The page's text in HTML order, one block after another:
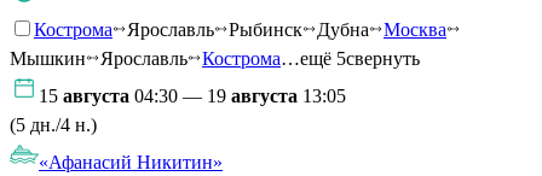
Кострома Ярославль Рыбинск Дубна
Москва
Мышкин
Ярославль Кострома…ещё 5свернуть
15 августа 04:30 — 19 августа 13:05
(5 дн./4 н.)
«Афанасий Никитин»